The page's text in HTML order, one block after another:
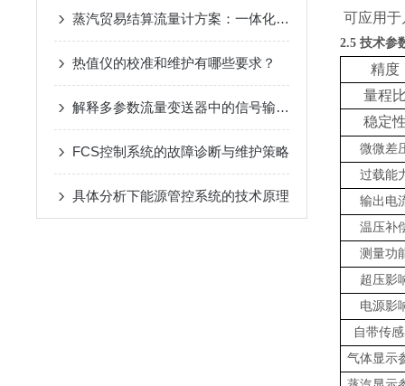
蒸汽贸易结算流量计方案：一体化设计与多重保障
热值仪的校准和维护有哪些要求？
解释多参数流量变送器中的信号输出是如何工作的
FCS控制系统的故障诊断与维护策略
具体分析下能源管控系统的技术原理
可应用
2.5 技术参
精度
量程
稳定
微微差
过载能
输出电
温压补
测量功
超压影
电源影
自带传
气体显示